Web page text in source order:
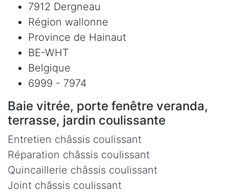
7912 Dergneau
Région wallonne
Province de Hainaut
BE-WHT
Belgique
6999 - 7974
Baie vitrée, porte fenêtre veranda,
terrasse, jardin coulissante
Entretien châssis coulissant
Réparation châssis coulissant
Quincaillerie châssis coulissant
Joint châssis coulissant